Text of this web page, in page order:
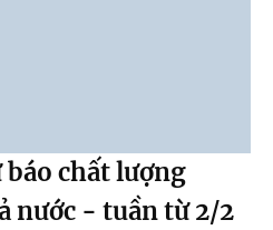
chất lượng
nước - tuần từ 2/2